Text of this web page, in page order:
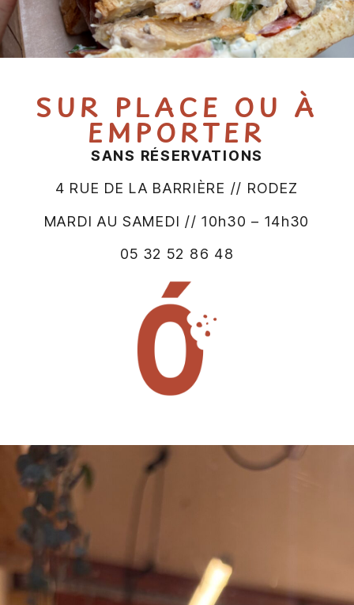
SUR PLACE OU À
EMPORTER
SANS RÉSERVATIONS
4 RUE DE LA BARRIÈRE // RODEZ
MARDI AU SAMEDI // 10h30 – 14h30
05 32 52 86 48